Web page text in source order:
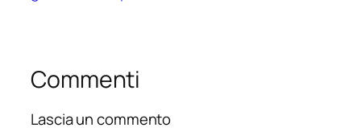
Commenti
Lascia un commento